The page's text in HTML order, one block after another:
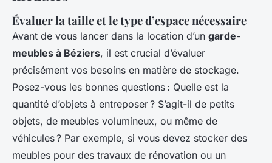
Évaluer la taille et le type d’espace nécessaire
Avant de vous lancer dans la location d’un garde-
meubles à Béziers, il est crucial d’évaluer
précisément vos besoins en matière de stockage.
Posez-vous les bonnes questions : Quelle est la
quantité d’objets à entreposer ? S’agit-il de petits
objets, de meubles volumineux, ou même de
véhicules ? Par exemple, si vous devez stocker des
meubles pour des travaux de rénovation ou un